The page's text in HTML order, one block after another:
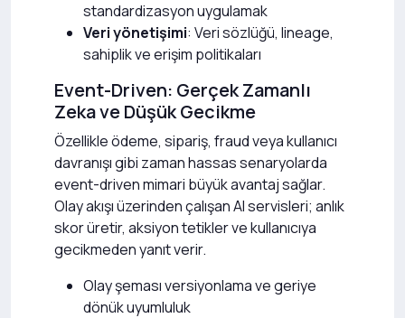
standardizasyon uygulamak
Veri yönetişimi: Veri sözlüğü, lineage,
sahiplik ve erişim politikaları
Event-Driven: Gerçek Zamanlı
Zeka ve Düşük Gecikme
Özellikle ödeme, sipariş, fraud veya kullanıcı
davranışı gibi zaman hassas senaryolarda
event-driven mimari büyük avantaj sağlar.
Olay akışı üzerinden çalışan AI servisleri; anlık
skor üretir, aksiyon tetikler ve kullanıcıya
gecikmeden yanıt verir.
Olay şeması versiyonlama ve geriye
dönük uyumluluk